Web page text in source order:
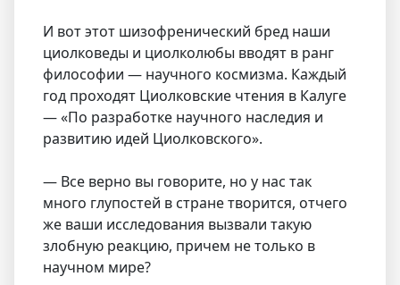
И вот этот шизофренический бред наши
циолковеды и циолколюбы вводят в ранг
философии — научного космизма. Каждый
год проходят Циолковские чтения в Калуге
— «По разработке научного наследия и
развитию идей Циолковского».
— Все верно вы говорите, но у нас так
много глупостей в стране творится, отчего
же ваши исследования вызвали такую
злобную реакцию, причем не только в
научном мире?